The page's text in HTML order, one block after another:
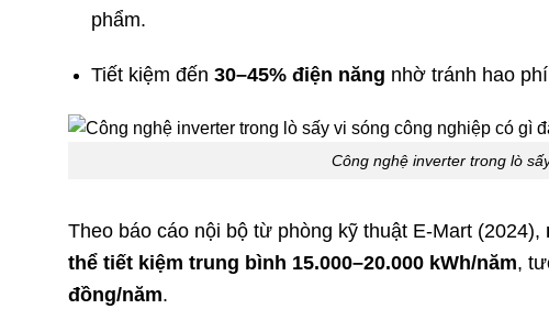
phẩm.
Tiết kiệm đến 30–45% điện năng nhờ tránh hao
Công nghệ inverter trong lò
Theo báo cáo nội bộ từ phòng kỹ thuật E-Mart (2024),
thể tiết kiệm trung bình 15.000–20.000 kWh/năm,
đồng/năm.